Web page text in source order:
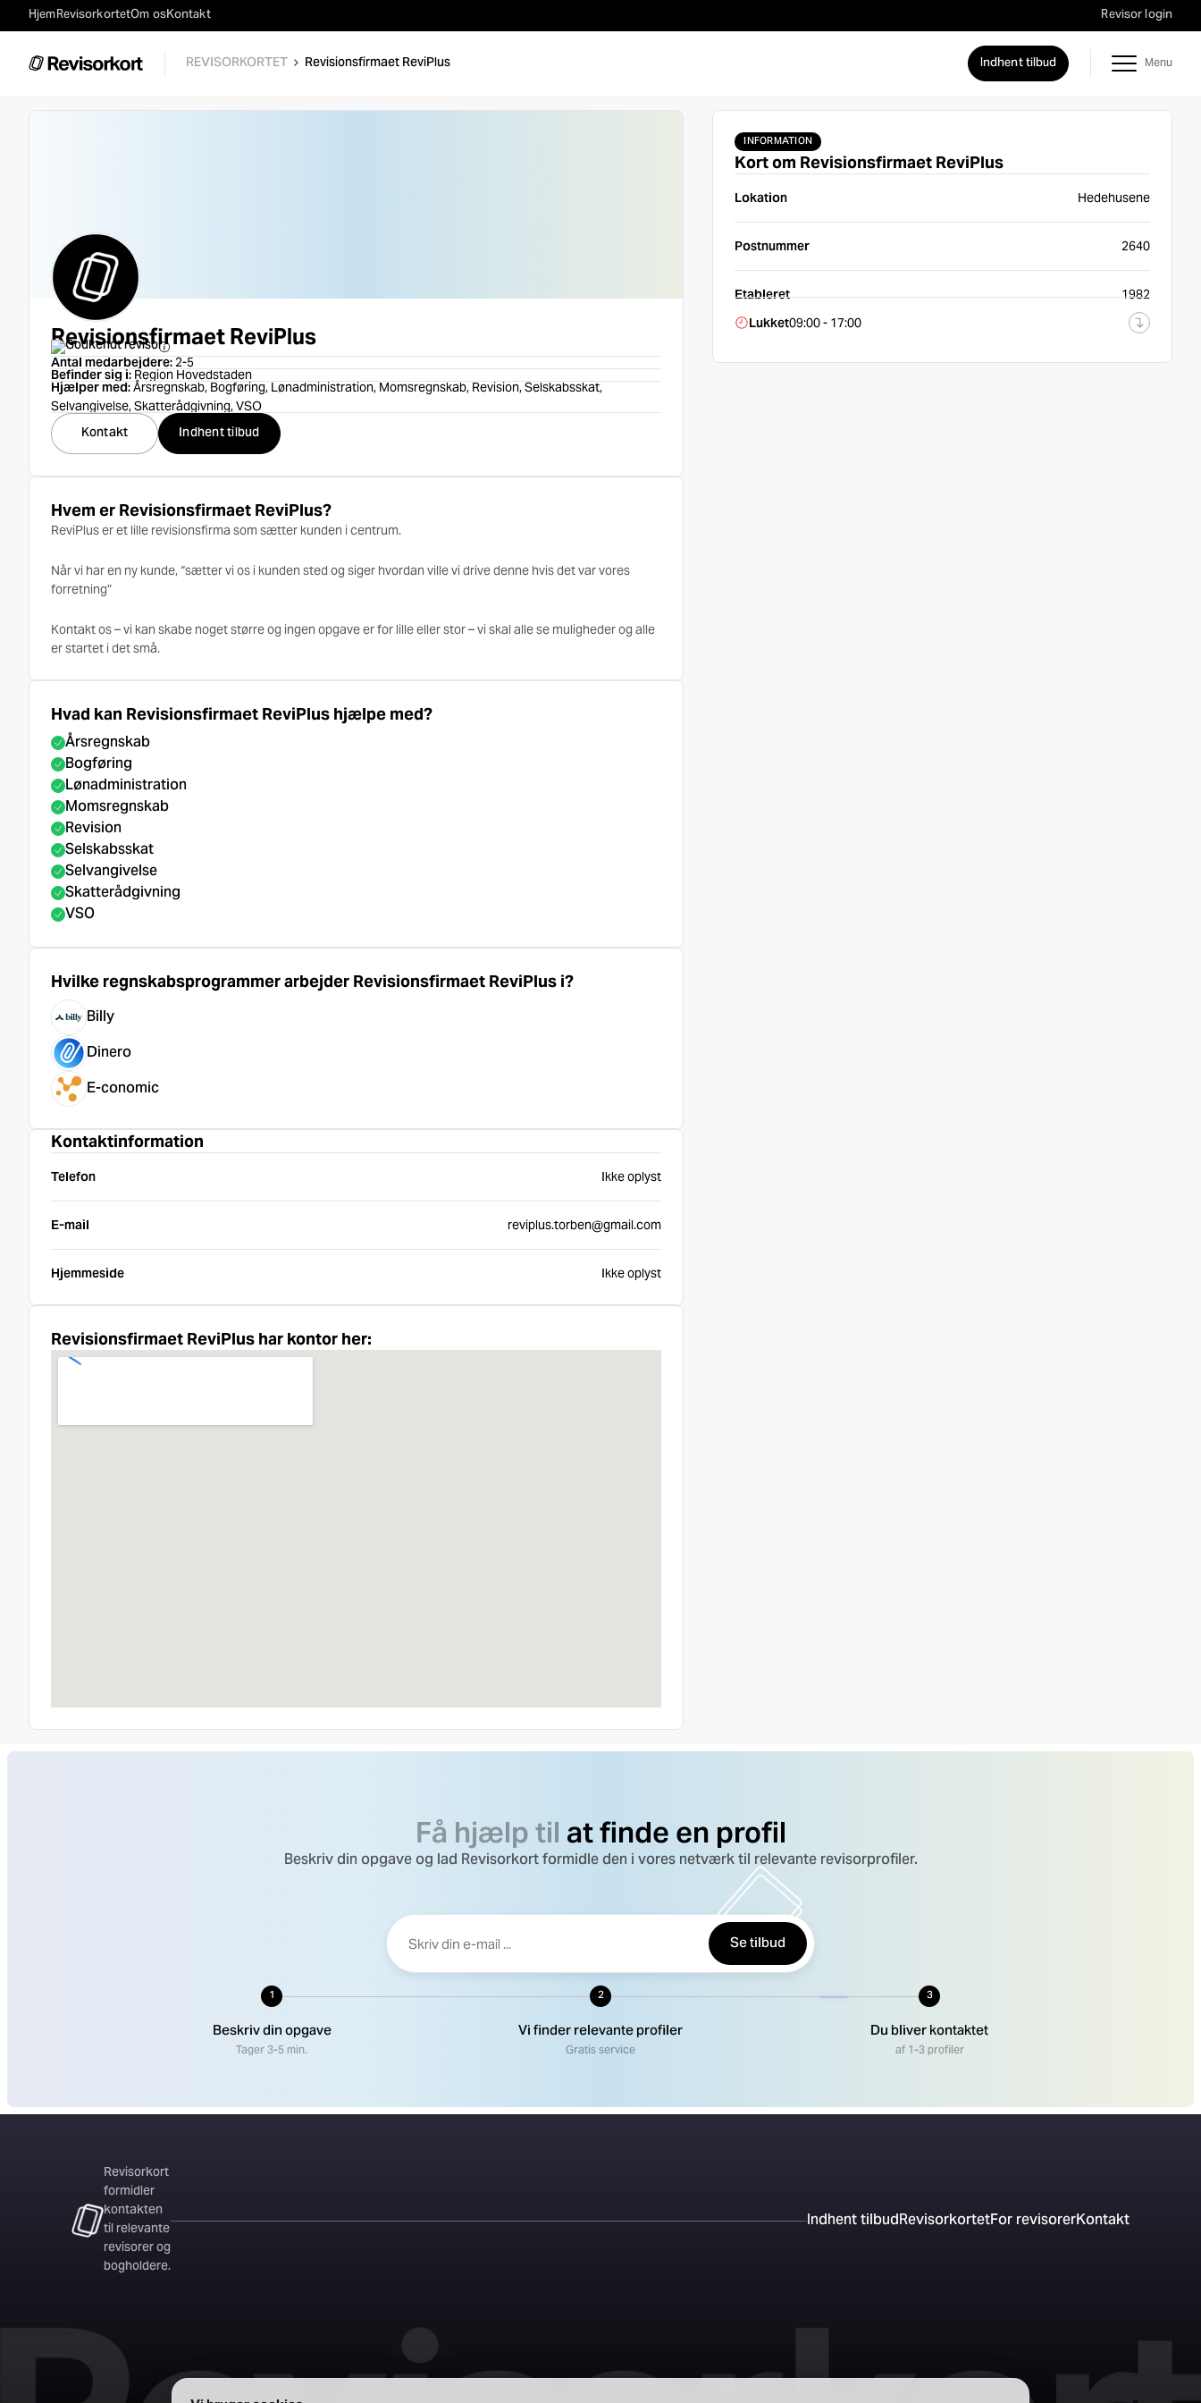
HjemRevisorkortetOm osKontakt Revisor login
REVISORKORTET Revisionsfirmaet ReviPlus Indhent tilbud
Revisionsfirmaet ReviPlus
Godkendt revisor
Antal medarbejdere:2-5
Befinder sig i:Region Hovedstaden
Hjælper med:Årsregnskab, Bogføring, Lønadministration, Momsregnskab, Revision, Selskabsskat,
Selvangivelse, Skatterådgivning, VSO
Kontakt Indhent tilbud
Hvem er Revisionsfirmaet ReviPlus?
ReviPlus er et lille revisionsfirma som sætter kunden i centrum.
Når vi har en ny kunde, “sætter vi os i kunden sted og siger hvordan ville vi drive denne hvis det var vores
forretning”
Kontakt os – vi kan skabe noget større og ingen opgave er for lille eller stor – vi skal alle se muligheder og alle
er startet i det små.
Hvad kan Revisionsfirmaet ReviPlus hjælpe med?
Årsregnskab
Bogføring
Lønadministration
Momsregnskab
Revision
Selskabsskat
Selvangivelse
Skatterådgivning
VSO
Hvilke regnskabsprogrammer arbejder Revisionsfirmaet ReviPlus i?
Billy
Dinero
E-conomic
Kontaktinformation
Telefon Ikke oplyst
E-mail reviplus.torben@gmail.com
Hjemmeside Ikke oplyst
Revisionsfirmaet ReviPlus har kontor her:
INFORMATION
Kort om Revisionsfirmaet ReviPlus
Lokation Hedehusene
Postnummer 2640
Etableret
1982
Lukket09:00 - 17:00
Få hjælp til at finde en profil
Beskriv din opgave og lad Revisorkort formidle den i vores netværk til relevante revisorprofiler.
Se tilbud
1
Beskriv din opgave
Tager 3-5 min.
2
Vi finder relevante profiler
Gratis service
3
Du bliver kontaktet
af 1-3 profiler
Revisorkort
formidler
kontakten
til relevante
revisorer og
bogholdere.
Indhent tilbudRevisorkortetFor revisorerKontakt